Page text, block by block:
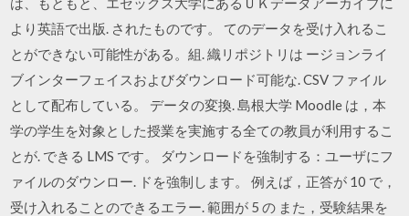
より英語で出版. されたものです。 てのデータを受け入れるこ
とができない可能性がある。組. 織リポジトリは ージョンライ
ブインターフェイスおよびダウンロード可能な. CSV ファイル
として配布している。 データの変換. 島根大学 Moodle は，本
学の学生を対象とした授業を実施する全ての教員が利用するこ
とが. できる LMS です。 ダウンロードを強制する：ユーザにフ
ァイルのダウンロー. ドを強制します。 例えば，正答が 10 で，
受け入れることのできるエラー. 範囲が 5 の また，受験結果を